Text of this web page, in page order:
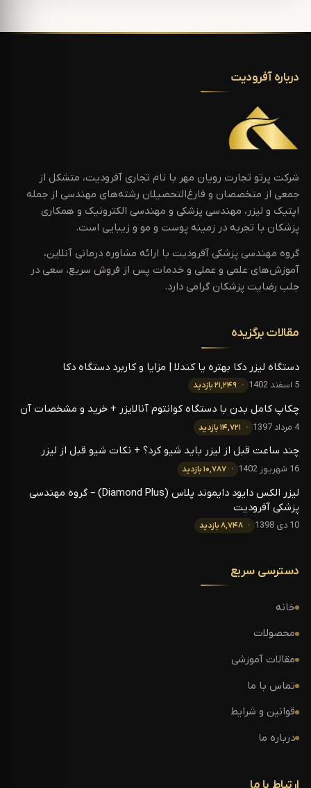
درباره آفرودیت
شرکت پرتو تجارت رویان مهر با نام تجاری آفرودیت، متشکل از
جمعی از متخصصان و فارغ‌التحصیلان رشته‌های مهندسی از جمله
اپتیک و لیزر، مهندسی پزشکی و مهندسی الکترونیک و همکاری
پزشکان با تجربه در زمینه پوست و مو و زیبایی است.
گروه مهندسی پزشکی آفرودیت با ارائه مشاوره درمانی آنلاین،
آموزش‌های علمی و عملی و خدمات پس از فروش سریع، سعی در
جلب رضایت پزشکان گرامی دارد.
مقالات برگزیده
دستگاه لیزر دکا بهتره یا کندلا | مزایا و کاربرد دستگاه دکا
5 اسفند 1402 ۲۱,۲۴۹ بازدید
چکاپ کامل بدن با دستگاه کوانتوم آنالایزر + خرید و مشخصات آن
4 مرداد 1397 ۱۴,۷۲۱ بازدید
چند ساعت قبل از لیزر باید شیو کرد؟ + نکات شیو قبل از لیزر
16 شهریور 1402 ۱۰,۷۸۷ بازدید
لیزر الکس دایود دایموند پلاس (Diamond Plus) – گروه مهندسی
پزشکی آفرودیت
10 دی 1398 ۸,۷۴۸ بازدید
دسترسی سریع
خانه
محصولات
مقالات آموزشی
تماس با ما
قوانین و شرایط
درباره ما